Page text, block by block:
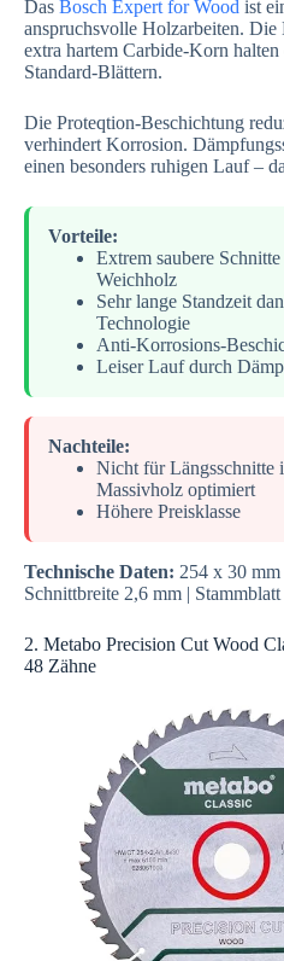
Das Bosch Expert for Wood ist
anspruchsvolle Holzarbeiten. Die
extra hartem Carbide-Korn
Standard-Blättern.
Die Proteqtion-Beschichtung
verhindert Korrosion.
einen besonders ruhigen Lauf –
Vorteile:
Extrem saubere
Weichholz
Sehr lange Standzeit
Technologie
Anti-Korrosions-
Leiser Lauf durch
Nachteile:
Nicht für Längsschnitte
Massivholz optimiert
Höhere Preisklasse
Technische Daten: 254 x 30
Schnittbreite 2,6 mm |
2. Metabo Precision Cut Wood
48 Zähne